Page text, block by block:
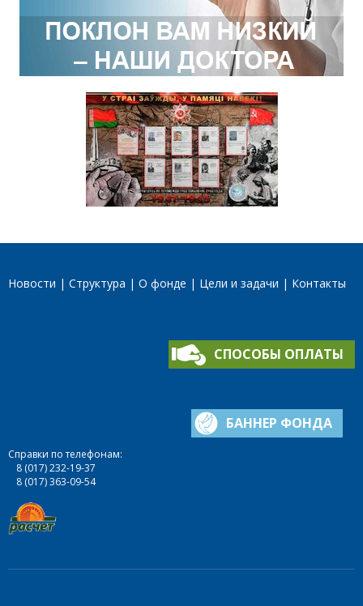
Новости Структура О фонде Цели и задачи Контакты
СПОСОБЫ ОПЛАТЫ
БАННЕР ФОНДА
Справки по телефонам:
8 (017) 232-19-37
8 (017) 363-09-54